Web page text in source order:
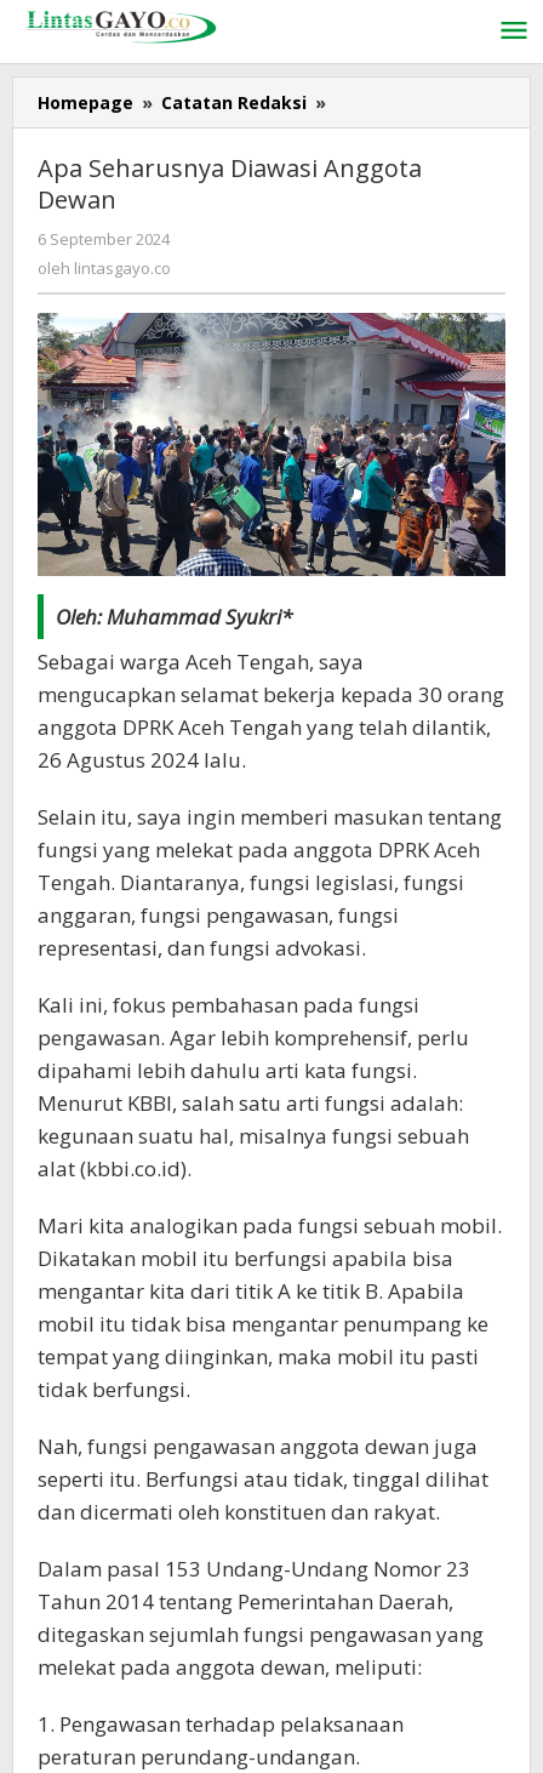
Lewati
konten
Homepage » Catatan Redaksi »
Seharusnya
Anggota
Apa Seharusnya Diawasi Anggota
Dewan
6 September 2024
oleh lintasgayo.co
Oleh: Muhammad Syukri*
Sebagai warga Aceh Tengah, saya
mengucapkan selamat bekerja kepada 30 orang
anggota DPRK Aceh Tengah yang telah dilantik,
26 Agustus 2024 lalu.
Selain itu, saya ingin memberi masukan tentang
fungsi yang melekat pada anggota DPRK Aceh
Tengah. Diantaranya, fungsi legislasi, fungsi
anggaran, fungsi pengawasan, fungsi
representasi, dan fungsi advokasi.
Kali ini, fokus pembahasan pada fungsi
pengawasan. Agar lebih komprehensif, perlu
dipahami lebih dahulu arti kata fungsi.
Menurut KBBI, salah satu arti fungsi adalah:
kegunaan suatu hal, misalnya fungsi sebuah
alat (kbbi.co.id).
Mari kita analogikan pada fungsi sebuah mobil.
Dikatakan mobil itu berfungsi apabila bisa
mengantar kita dari titik A ke titik B. Apabila
mobil itu tidak bisa mengantar penumpang ke
tempat yang diinginkan, maka mobil itu pasti
tidak berfungsi.
Nah, fungsi pengawasan anggota dewan juga
seperti itu. Berfungsi atau tidak, tinggal dilihat
dan dicermati oleh konstituen dan rakyat.
Dalam pasal 153 Undang-Undang Nomor 23
Tahun 2014 tentang Pemerintahan Daerah,
ditegaskan sejumlah fungsi pengawasan yang
melekat pada anggota dewan, meliputi:
1. Pengawasan terhadap pelaksanaan
peraturan perundang-undangan.